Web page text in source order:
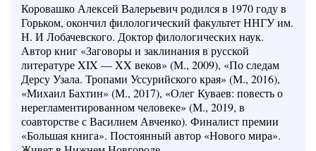
Коровашко Алексей Валерьевич родился в 1970 году в
Горьком, окончил филологический факультет ННГУ им.
Н. И Лобачевского. Доктор филологических наук.
Автор книг «Заговоры и заклинания в русской
литературе XIX — XX веков» (М., 2009), «По следам
Дерсу Узала. Тропами Уссурийского края» (М., 2016),
«Михаил Бахтин» (М., 2017), «Олег Куваев: повесть о
нерегламентированном человеке» (М., 2019, в
соавторстве с Василием Авченко). Финалист премии
«Большая книга». Постоянный автор «Нового мира».